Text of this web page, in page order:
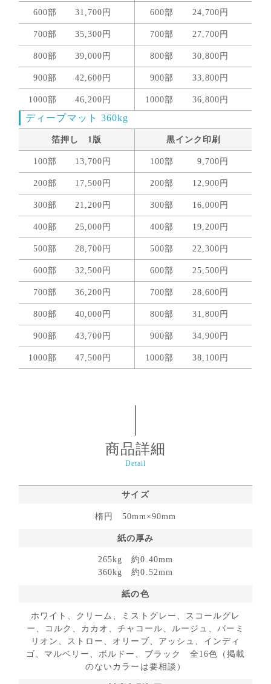
600部 31,700円 600部 24,700円
700部 35,300円 700部 27,700円
800部 39,000円 800部 30,800円
900部 42,600円 900部 33,800円
1000部 46,200円 1000部 36,800円
ディープマット 360kg
箔押し 1版 黒インク印刷
100部 13,700円 100部 9,700円
200部 17,500円 200部 12,900円
300部 21,200円 300部 16,000円
400部 25,000円 400部 19,200円
500部 28,700円 500部 22,300円
600部 32,500円 600部 25,500円
700部 36,200円 700部 28,600円
800部 40,000円 800部 31,800円
900部 43,700円 900部 34,900円
1000部 47,500円 1000部 38,100円
商品詳細
Detail
サイズ
楕円 50mm×90mm
紙の厚み
265kg 約0.40mm
360kg 約0.52mm
紙の色
ホワイト、クリーム、ミストグレー、スコールグレ
ー、コルク、カカオ、チャコール、ルージュ、バーミ
リオン、ストロー、オリーブ、アッシュ、インディ
ゴ、マルベリー、ボルドー、ブラック 全16色（掲載
のないカラーは要相談）